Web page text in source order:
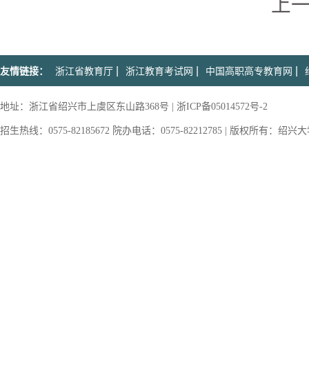
上
友情链接： 浙江省教育厅 浙江教育考试网 中国高职高专教育网
地址：浙江省绍兴市上虞区东山路368号 | 浙ICP备05014572号-2
招生热线：0575-82185672 院办电话：0575-82212785 | 版权所有：绍兴